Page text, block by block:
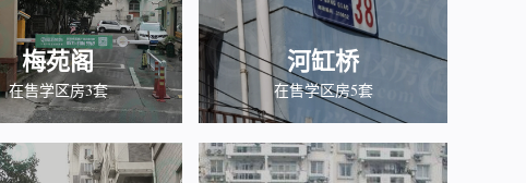
梅苑阁
在售学区房3套
河缸桥
在售学区房5套